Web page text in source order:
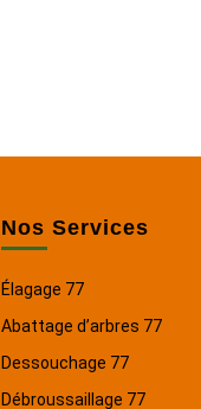
Nos Services
Élagage 77
Abattage d’arbres 77
Dessouchage 77
Débroussaillage 77